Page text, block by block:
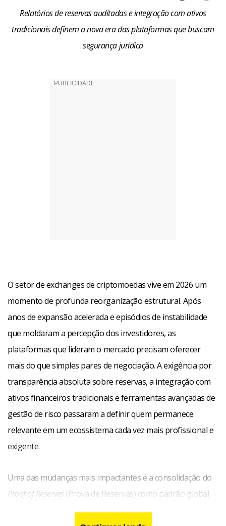
Relatórios de reservas auditadas e integração com ativos
tradicionais definem a nova era das plataformas que buscam
segurança jurídica
O setor de exchanges de criptomoedas vive em 2026 um
momento de profunda reorganização estrutural. Após
anos de expansão acelerada e episódios de instabilidade
que moldaram a percepção dos investidores, as
plataformas que lideram o mercado precisam oferecer
mais do que simples pares de negociação. A exigência por
transparência absoluta sobre reservas, a integração com
ativos financeiros tradicionais e ferramentas avançadas de
gestão de risco passaram a definir quem permanece
relevante em um ecossistema cada vez mais profissional e
exigente.
Uma das mudanças mais impactantes é a consolidação do
Proof of Reserves (Prova de Reservas) como padrão global
de confiança. As principais exchanges centralizadas agora